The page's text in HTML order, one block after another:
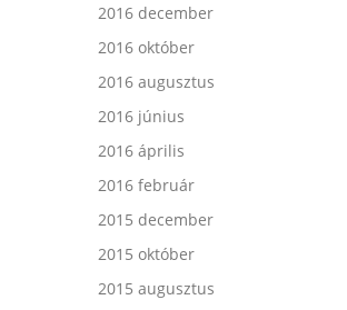
2016 december
2016 október
2016 augusztus
2016 június
2016 április
2016 február
2015 december
2015 október
2015 augusztus